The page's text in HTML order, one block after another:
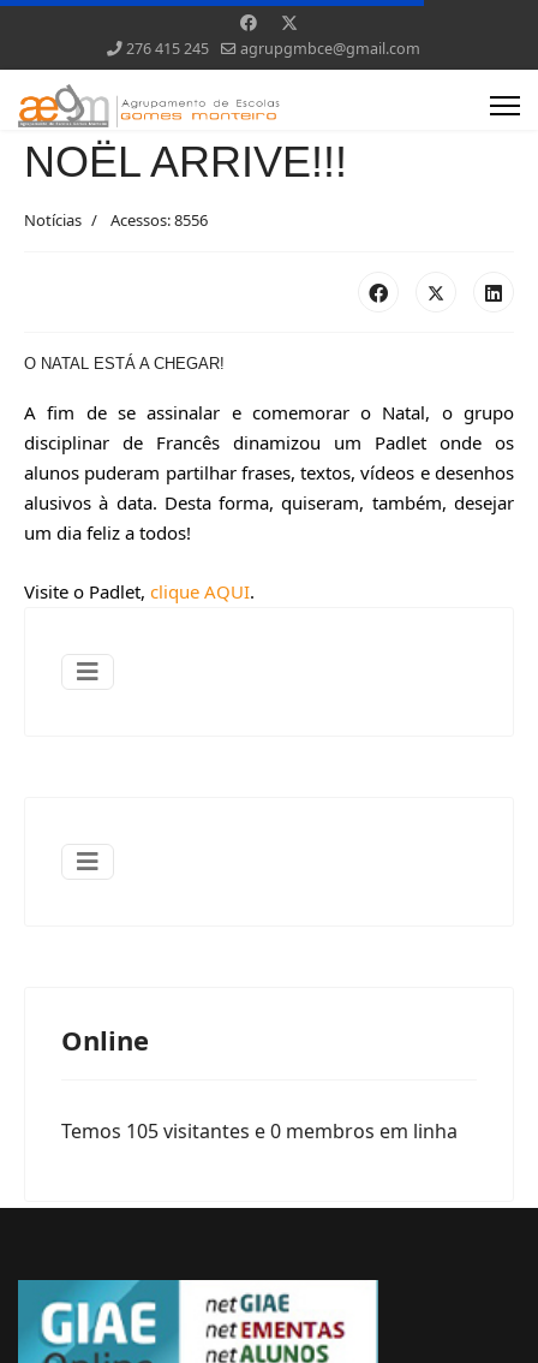
276 415 245 agrupgmbce@gmail.com
NOËL ARRIVE!!!
Notícias Acessos: 8556
O NATAL ESTÁ A CHEGAR!
A fim de se assinalar e comemorar o Natal, o grupo
disciplinar de Francês dinamizou um Padlet onde os
alunos puderam partilhar frases, textos, vídeos e desenhos
alusivos à data. Desta forma, quiseram, também, desejar
um dia feliz a todos!
Visite o Padlet, clique AQUI.
Online
Temos 105 visitantes e 0 membros em linha